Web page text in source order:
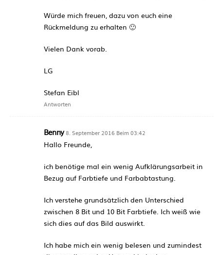
Würde mich freuen, dazu von euch eine
Rückmeldung zu erhalten 🙂
Vielen Dank vorab.
LG
Stefan Eibl
Antworten
Benny 8. September 2016 Beim 03:42
Hallo Freunde,
ich benötige mal ein wenig Aufklärungsarbeit in
Bezug auf Farbtiefe und Farbabtastung.
Ich verstehe grundsätzlich den Unterschied
zwischen 8 Bit und 10 Bit Farbtiefe. Ich weiß wie
sich dies auf das Bild auswirkt.
Ich habe mich ein wenig belesen und zumindest